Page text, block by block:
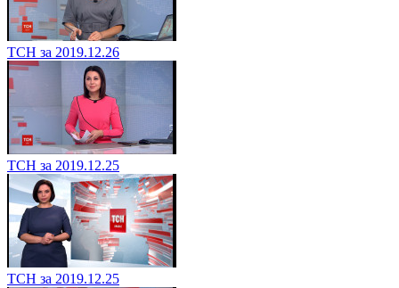
ТСН за 2019.12.26
ТСН за 2019.12.25
ТСН за 2019.12.25